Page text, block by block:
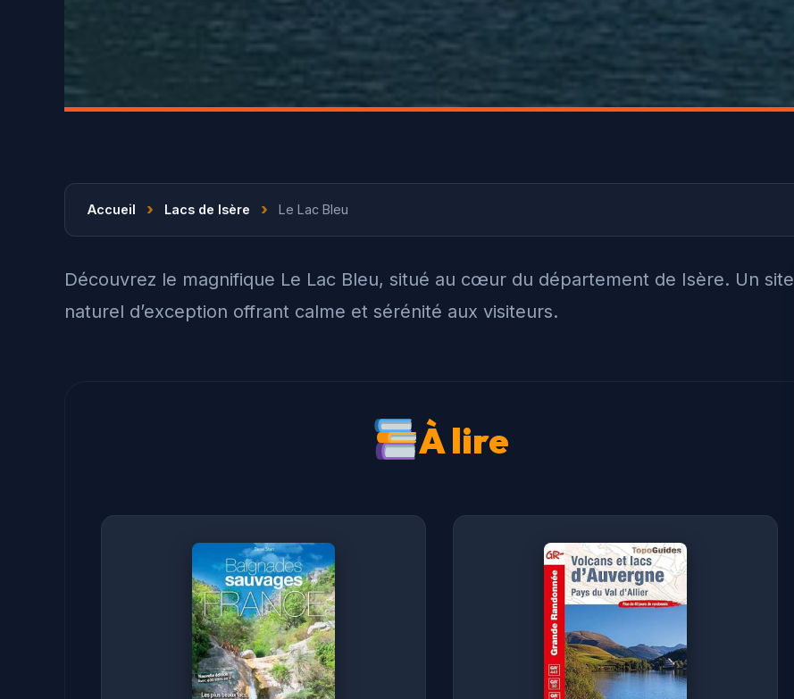
Accueil › Lacs de Isère › Le Lac Bleu
Découvrez le magnifique Le Lac Bleu, situé au cœur du département de Isère. Un site
naturel d’exception offrant calme et sérénité aux visiteurs.
À lire